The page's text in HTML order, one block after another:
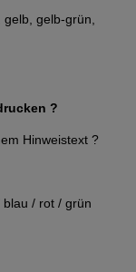
gelb-grün,
?
Hinweistext ?
/ rot / grün